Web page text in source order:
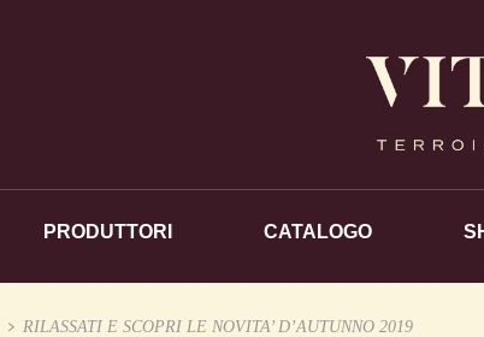
PRODUTTORI CATALOGO
RILASSATI E SCOPRI LE NOVITA’ D’AUTUNNO 2019